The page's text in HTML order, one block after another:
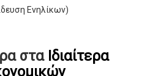
Ενηλίκων)
στα Ιδιαίτερα